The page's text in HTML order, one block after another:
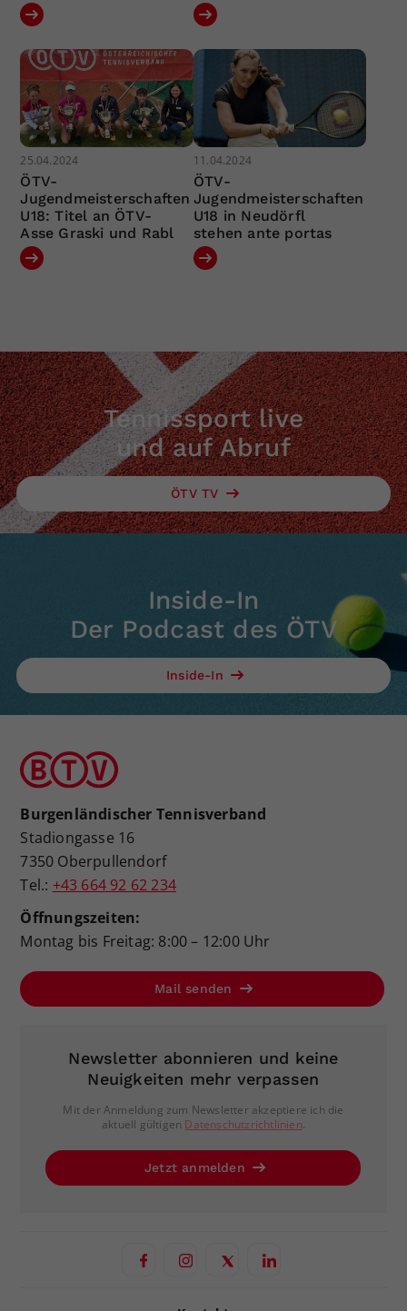
25.04.2024
ÖTV-
Jugendmeisterschaften
U18: Titel an ÖTV-
Asse Graski und Rabl
11.04.2024
ÖTV-
Jugendmeisterschaften
U18 in Neudörfl
stehen ante portas
Tennissport live
und auf Abruf
ÖTV TV
Inside-In
Der Podcast des ÖTV
Inside-In
Burgenländischer Tennisverband
Stadiongasse 16
7350 Oberpullendorf
Tel.: +43 664 92 62 234
Öffnungszeiten:
Montag bis Freitag: 8:00 – 12:00 Uhr
Mail senden
Newsletter abonnieren und keine
Neuigkeiten mehr verpassen
Mit der Anmeldung zum Newsletter akzeptiere ich die
aktuell gültigen Datenschutzrichtlinien.
Jetzt anmelden